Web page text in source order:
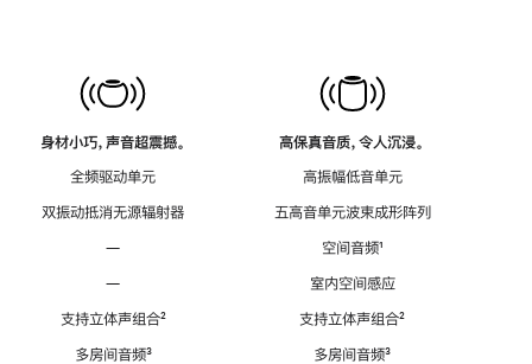
身材小巧，声音超震撼。
全频驱动单元
双振动抵消无源辐射器
—
—
支持立体声组合脚
²
多房间音频脚
³
高保真音质，令人沉浸。
高振幅低音单元
五高音单元波束成形阵列
空间音频脚
¹
室内空间感应
支持立体声组合脚
²
多房间音频脚
³